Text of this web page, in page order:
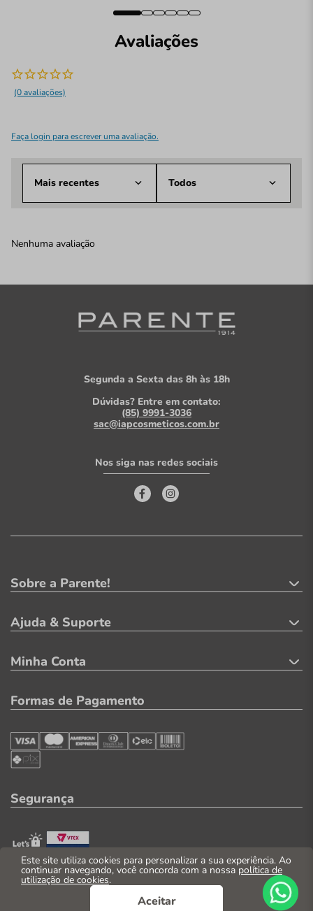
Este site utiliza cookies para personalizar a sua experiência. Ao
continuar navegando, você concorda com a nossapolítica de
utilização de cookies.
Aceitar
Avaliações
(0 avaliações)
Faça login para escrever uma avaliação.
Mais recentes Todos
Nenhuma avaliação
Segunda a Sexta das 8h às 18h
Dúvidas? Entre em contato:
(85) 9991-3036
sac@iapcosmeticos.com.br
Nos siga nas redes sociais
Sobre a Parente!
Ajuda & Suporte
Minha Conta
Formas de Pagamento
Segurança
© 2026. Todos os direitos reservados